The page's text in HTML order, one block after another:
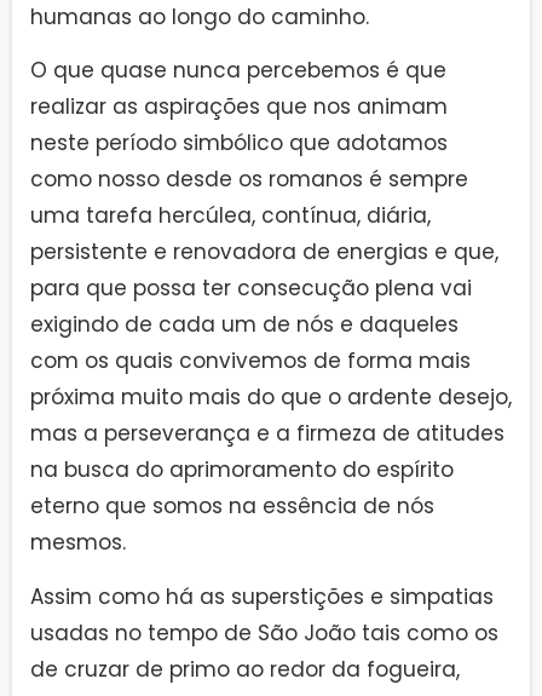
humanas ao longo do caminho.
O que quase nunca percebemos é que
realizar as aspirações que nos animam
neste período simbólico que adotamos
como nosso desde os romanos é sempre
uma tarefa hercúlea, contínua, diária,
persistente e renovadora de energias e que,
para que possa ter consecução plena vai
exigindo de cada um de nós e daqueles
com os quais convivemos de forma mais
próxima muito mais do que o ardente desejo,
mas a perseverança e a firmeza de atitudes
na busca do aprimoramento do espírito
eterno que somos na essência de nós
mesmos.
Assim como há as superstições e simpatias
usadas no tempo de São João tais como os
de cruzar de primo ao redor da fogueira,